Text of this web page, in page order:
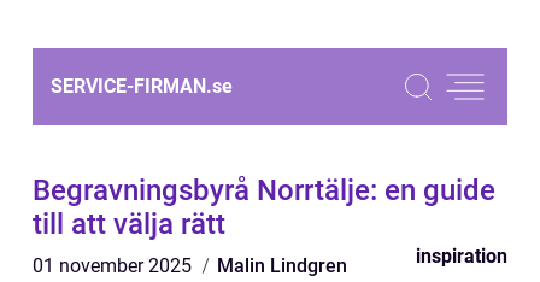
SERVICE-FIRMAN.se
Begravningsbyrå Norrtälje: en guide
till att välja rätt
01 november 2025 Malin Lindgren inspiration